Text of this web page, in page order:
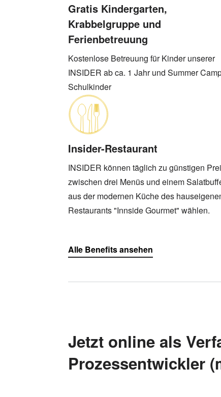
Gratis Kindergarten,
Krabbelgruppe und
Ferienbetreuung
Kostenlose Betreuung für Kinder unserer
INSIDER ab ca. 1 Jahr und Summer
Schulkinder
Insider-Restaurant
INSIDER können täglich zu günstigen
zwischen drei Menüs und einem
aus der modernen Küche des
Restaurants "Innside Gourmet" wählen.
Alle Benefits ansehen
Jetzt online als
Prozessentwickler